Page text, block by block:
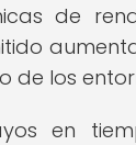
de
de los
en